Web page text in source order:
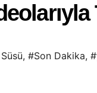
, #Son Dakika,